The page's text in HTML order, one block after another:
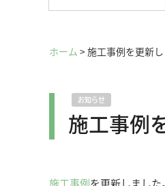
ホーム > 施工事例を更新し
お知らせ
施工事例
施工事例を更新しました。